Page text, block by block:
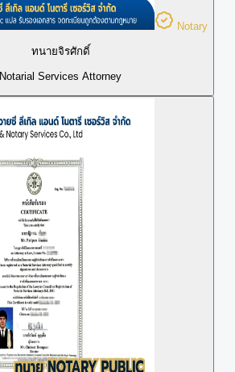
Notary
ทนายจิรศักดิ์
Notarial Services Attorney